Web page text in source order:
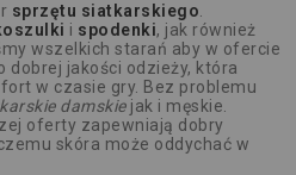
sprzętu siatkarskiego.
i spodenki, jak również
wszelkich starań aby w ofercie
dobrej jakości odzieży, która
w czasie gry. Bez problemu
damskiejak i męskie.
oferty zapewniają dobry
skóra może oddychać w